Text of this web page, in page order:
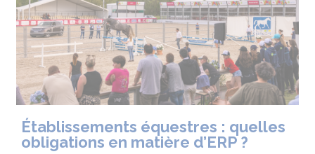
Établissements équestres : quelles
obligations en matière d’ERP ?